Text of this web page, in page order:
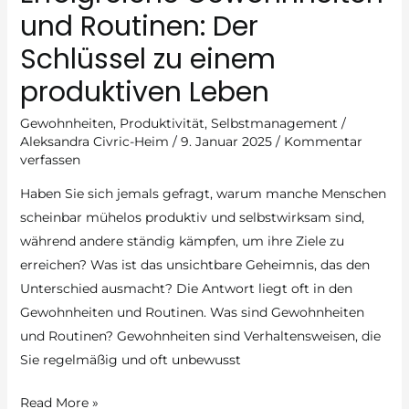
und Routinen: Der
Schlüssel zu einem
produktiven Leben
Gewohnheiten, Produktivität, Selbstmanagement /
Aleksandra Civric-Heim / 9. Januar 2025 / Kommentar
verfassen
Haben Sie sich jemals gefragt, warum manche Menschen
scheinbar mühelos produktiv und selbstwirksam sind,
während andere ständig kämpfen, um ihre Ziele zu
erreichen? Was ist das unsichtbare Geheimnis, das den
Unterschied ausmacht? Die Antwort liegt oft in den
Gewohnheiten und Routinen. Was sind Gewohnheiten
und Routinen? Gewohnheiten sind Verhaltensweisen, die
Sie regelmäßig und oft unbewusst
Erfolgreiche
Read More »